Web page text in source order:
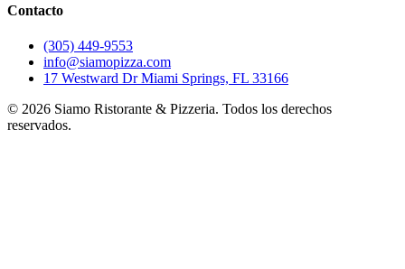
Contacto
(305) 449-9553
info@siamopizza.com
17 Westward Dr Miami Springs, FL 33166
© 2026 Siamo Ristorante & Pizzeria. Todos los derechos
reservados.